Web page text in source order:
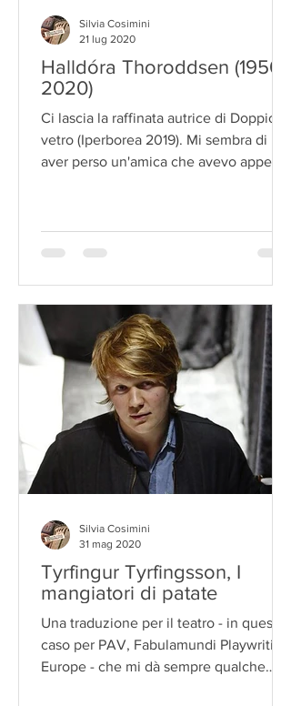
Halldóra Thoroddsen (1950-
2020)
Ci lascia la raffinata autrice di Doppio
vetro (Iperborea 2019). Mi sembra di
aver perso un'amica che avevo appena
Silvia Cosimini
21 lug 2020
Tyrfingur Tyrfingsson, I
mangiatori di patate
Una traduzione per il teatro - in questo
caso per PAV, Fabulamundi Playwriting
Europe - che mi dà sempre qualche
Silvia Cosimini
31 mag 2020